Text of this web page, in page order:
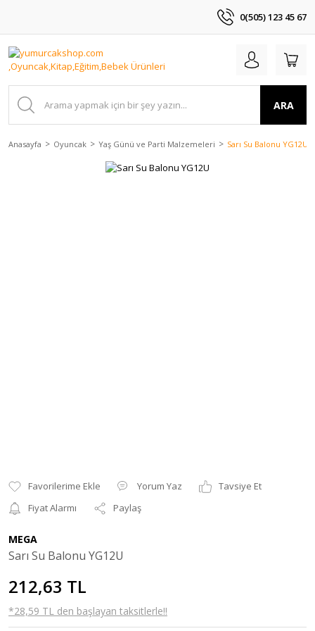
0(505) 123 45 67
ARA
Anasayfa Oyuncak Yaş Günü ve Parti Malzemeleri Sarı Su Balonu YG12U
Yorum Yaz
Tavsiye Et
Fiyat Alarmı
Paylaş
MEGA
Sarı Su Balonu YG12U
212,63 TL
*28,59 TL den başlayan taksitlerle!!